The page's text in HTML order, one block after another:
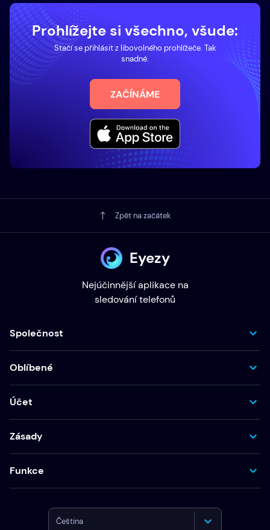
Prohlížejte si všechno, všude:
Stačí se přihlásit z libovolného prohlížeče. Tak
snadné.
ZAČÍNÁME
Zpět na začátek
Eyezy
Nejúčinnější aplikace na
sledování telefonů
Společnost
Oblíbené
Účet
Zásady
Funkce
Čeština